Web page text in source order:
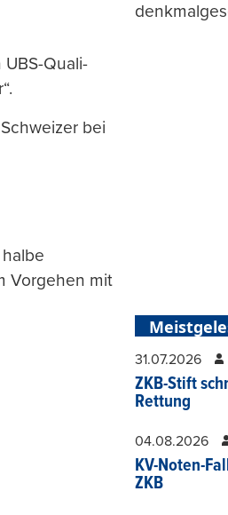
Quali-
bei
Vorgehen mit
31.07.2026
ZKB-Stift
Rettung
04.08.2026
KV-Noten-
ZKB